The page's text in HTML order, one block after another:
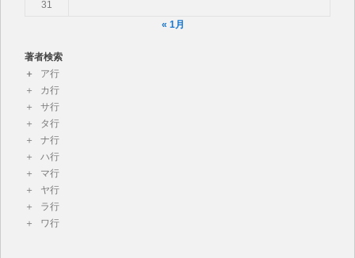
31
« 1月
著者検索
ア行
カ行
サ行
タ行
ナ行
ハ行
マ行
ヤ行
ラ行
ワ行